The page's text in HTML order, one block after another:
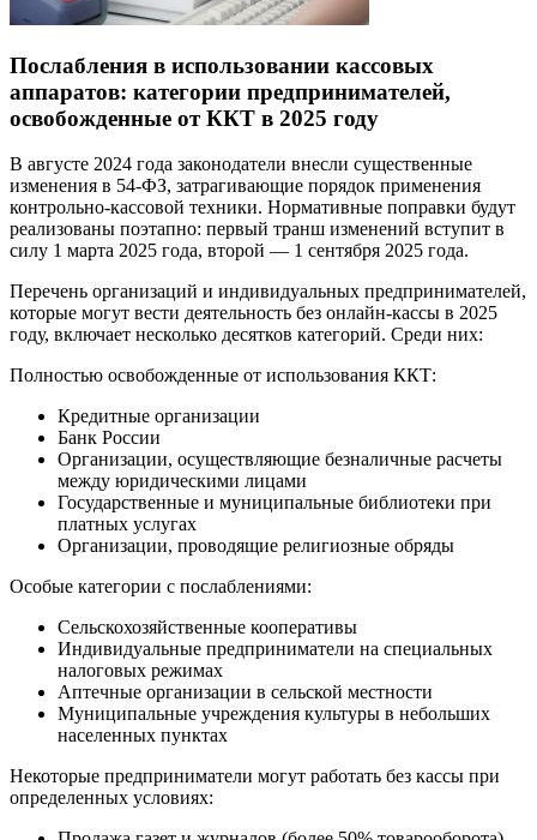
Послабления в использовании кассовых
аппаратов: категории предпринимателей,
освобожденные от ККТ в 2025 году
В августе 2024 года законодатели внесли существенные
изменения в 54-ФЗ, затрагивающие порядок применения
контрольно-кассовой техники. Нормативные поправки будут
реализованы поэтапно: первый транш изменений вступит в
силу 1 марта 2025 года, второй — 1 сентября 2025 года.
Перечень организаций и индивидуальных предпринимателей,
которые могут вести деятельность без онлайн-кассы в 2025
году, включает несколько десятков категорий. Среди них:
Полностью освобожденные от использования ККТ:
Кредитные организации
Банк России
Организации, осуществляющие безналичные расчеты
между юридическими лицами
Государственные и муниципальные библиотеки при
платных услугах
Организации, проводящие религиозные обряды
Особые категории с послаблениями:
Сельскохозяйственные кооперативы
Индивидуальные предприниматели на специальных
налоговых режимах
Аптечные организации в сельской местности
Муниципальные учреждения культуры в небольших
населенных пунктах
Некоторые предприниматели могут работать без кассы при
определенных условиях: